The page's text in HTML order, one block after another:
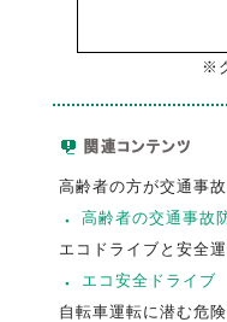
※
高齢者の方が交通事
高齢者の交通事故
エコドライブと安全
エコ安全ドライブ
自転車運転に潜む危